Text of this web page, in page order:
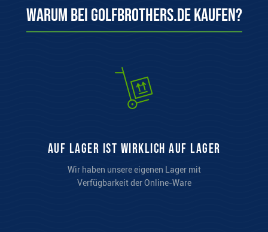
Warum bei Golfbrothers.de kaufen?
auf Lager ist wirklich auf Lager
Wir haben unsere eigenen Lager mit
Verfügbarkeit der Online-Ware